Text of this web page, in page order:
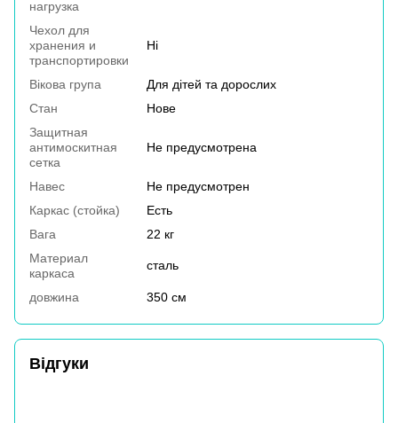
нагрузка
Чехол для
хранения и
транспортировки
Ні
Вікова група
Для дітей та дорослих
Стан
Нове
Защитная
антимоскитная
сетка
Не предусмотрена
Навес
Не предусмотрен
Каркас (стойка)
Есть
Вага
22 кг
Материал
каркаса
сталь
довжина 350 см
Відгуки